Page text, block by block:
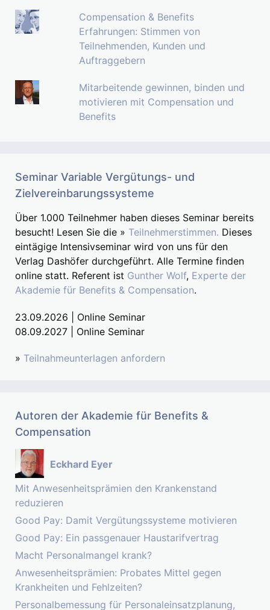
Compensation & Benefits
Erfahrungen: Stimmen von
Teilnehmenden, Kunden und
Auftraggebern
Mitarbeitende gewinnen, binden und
motivieren mit Compensation und
Benefits
Seminar Variable Vergütungs- und
Zielvereinbarungssysteme
Über 1.000 Teilnehmer haben dieses Seminar bereits
besucht! Lesen Sie die » Teilnehmerstimmen. Dieses
eintägige Intensivseminar wird von uns für den
Verlag Dashöfer durchgeführt. Alle Termine finden
online statt. Referent ist Gunther Wolf, Experte der
Akademie für Benefits & Compensation.
23.09.2026 | Online Seminar
08.09.2027 | Online Seminar
» Teilnahmeunterlagen anfordern
Autoren der Akademie für Benefits &
Compensation
Eckhard Eyer
Mit Anwesenheitsprämien den Krankenstand
reduzieren
Good Pay: Damit Vergütungssysteme motivieren
Good Pay: Ein passgenauer Haustarifvertrag
Macht Personalmangel krank?
Anwesenheitsprämien: Probates Mittel gegen
Krankheiten und Fehlzeiten?
Personalbemessung für Personaleinsatzplanung,